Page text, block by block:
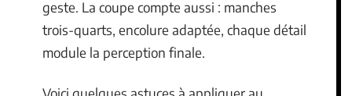
geste. La coupe compte aussi : manches
trois-quarts, encolure adaptée, chaque détail
module la perception finale.